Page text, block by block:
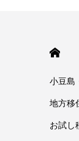
小豆島
地方移
お試し